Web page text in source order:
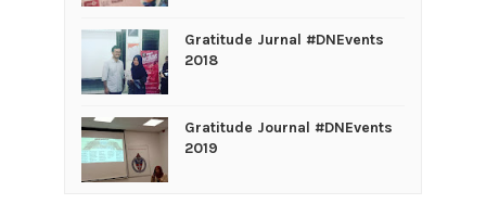
Gratitude Jurnal #DNEvents
2018
Gratitude Journal #DNEvents
2019